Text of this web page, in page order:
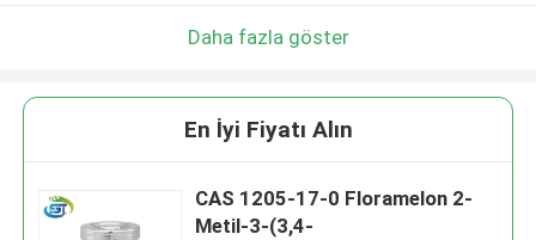
Daha fazla göster
En İyi Fiyatı Alın
CAS 1205-17-0 Floramelon 2-
Metil-3-(3,4-